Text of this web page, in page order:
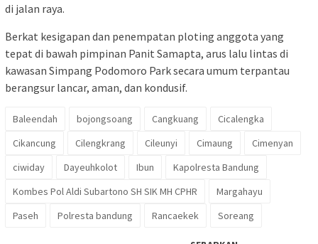
di jalan raya.
Berkat kesigapan dan penempatan ploting anggota yang
tepat di bawah pimpinan Panit Samapta, arus lalu lintas di
kawasan Simpang Podomoro Park secara umum terpantau
berangsur lancar, aman, dan kondusif.
Baleendah bojongsoang Cangkuang
Cicalengka
Cikancung
Cilengkrang Cileunyi Cimaung
Cimenyan
ciwiday
Dayeuhkolot Ibun
Kapolresta Bandung
Kombes Pol Aldi Subartono SH SIK MH CPHR
Margahayu
Paseh
Polresta bandung Rancaekek Soreang